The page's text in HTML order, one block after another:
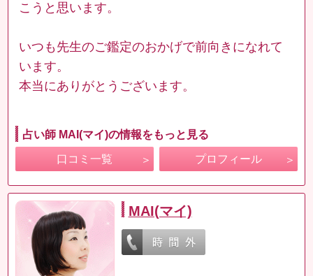
こうと思います。
いつも先生のご鑑定のおかげで前向きになれて
います。
本当にありがとうございます。
占い師 MAI(マイ)の情報をもっと見る
口コミ一覧 プロフィール
MAI(マイ)